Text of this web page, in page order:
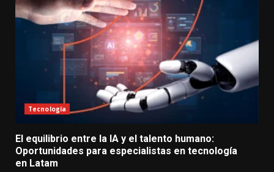
Tecnología
El equilibrio entre la IA y el talento humano:
Oportunidades para especialistas en tecnología
en Latam